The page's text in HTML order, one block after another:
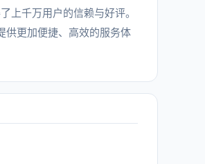
上千万用户的信赖与好评。
供更加便捷、高效的服务体